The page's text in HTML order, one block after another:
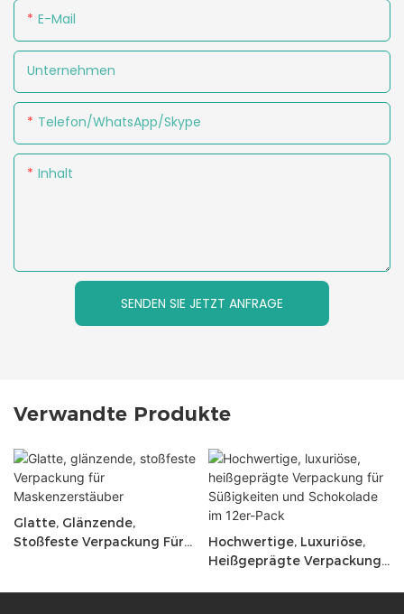
E-Mail
Unternehmen
Telefon/WhatsApp/Skype
Inhalt
SENDEN SIE JETZT ANFRAGE
Verwandte Produkte
Glatte, Glänzende,
Stoßfeste Verpackung Für
Hochwertige, Luxuriöse,
Heißgeprägte Verpackung